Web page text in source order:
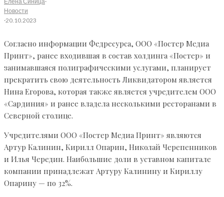
Новости
·20.10.2023
Согласно информации Федресурса, ООО «Постер Медиа
Принт», ранее входившая в состав холдинга «Постер» и
занимавшаяся полиграфическими услугами, планирует
прекратить свою деятельность Ликвидатором является
Нина Егорова, которая также является учредителем ООО
«Сардиния» и ранее владела несколькими ресторанами в
Северной столице.
Учредителями ООО «Постер Медиа Принт» являются
Артур Калинин, Кирилл Опарин, Николай Черепенников
и Илья Чередин. Наибольшие доли в уставном капитале
компании принадлежат Артуру Калинину и Кириллу
Опарину — по 32%.